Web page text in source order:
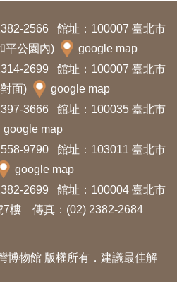
2566
館址：100007 臺北市
平公園內)
google map
2699
館址：100007 臺北市
面)
google map
3666
館址：100035 臺北市
google map
9790
館址：103011 臺北市
google map
2699
館址：100004 臺北市
7樓 傳真：(02) 2382-2684
博物館 版權所有．建議最佳解